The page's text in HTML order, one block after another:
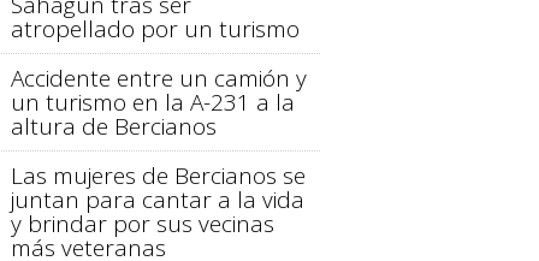
atropellado por un turismo
Accidente entre un camión y
un turismo en la A-231 a la
altura de Bercianos
Las mujeres de Bercianos se
juntan para cantar a la vida
y brindar por sus vecinas
más veteranas